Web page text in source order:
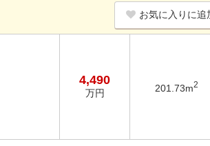
お気に入りに追
4,490
万円 201.73m2